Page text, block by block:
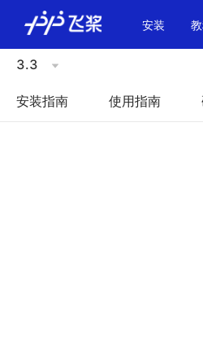
安装
3.3
安装指南 使用指南